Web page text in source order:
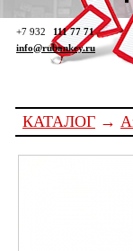
+7 932
111 77 71
info@rubankey.ru
КАТАЛОГ →